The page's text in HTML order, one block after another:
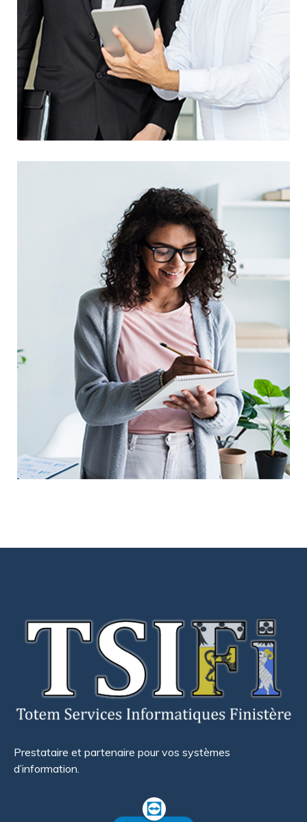
Awesome Creative Project
UX Research
Digital Marketing Analysis
Prototype UX Research
Prestataire et partenaire pour vos systèmes
d’information.